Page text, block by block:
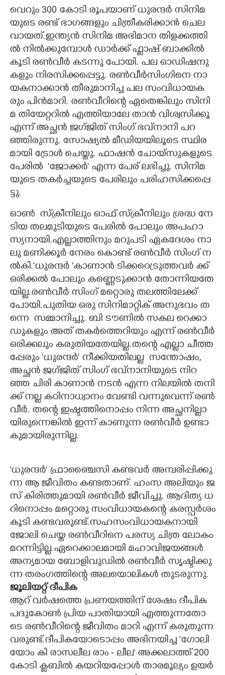
വെ​റും​ 300​ ​കോ​ടി​ ​രൂ​പ​യാ​ണ് ​ധു​ര​ന്ദ​ർ​ ​സി​നി​മ​
യു​ടെ​ ​ര​ണ്ട് ​ഭാ​ഗ​ങ്ങ​ളും​ ​ചി​ത്രീ​ക​രി​ക്കാ​ൻ​ ​ചെ​ല​
വാ​യ​ത്.​ഇ​ന്ത്യ​ൻ​ ​സി​നി​മ​ ​അ​ഭി​മാ​ന​ ​തി​ള​ക്ക​ത്തി​
ൽ​ ​നി​ൽ​ക്കു​മ്പോ​ൾ​ ​ഡാ​ർ​ക്ക് ​ഫ്ലാ​ഷ് ​ബാ​ക്കി​ൽ​ ​
കൂ​ടി​ ​ര​ൺ​വീ​ർ​ ​ക​ട​ന്നു​ ​പോ​യി. പ​ല​ ​ഓ​ഡി​ഷ​നു​
ക​ളും​ ​നി​ര​സി​ക്ക​പ്പെ​ട്ടു.​ ​ര​ൺ​വീ​ർ​സിം​ഗി​നെ​ ​നാ​
യ​ക​നാ​ക്കാ​ൻ​ ​തീ​രു​മാ​നി​ച്ച ​പ​ല​ ​സം​വി​ധാ​യ​ക​
രും​ ​പി​ൻ​മാ​റി.​ ​ര​ൺ​വീ​റി​ന്റെ​ ​ഏ​തെ​ങ്കി​ലും​ ​സി​നി​
മ​ ​തി​യേ​റ്റ​റി​ൽ​ ​എ​ത്തി​യാ​ലേ​ ​താ​ൻ​ ​വി​ശ്വ​സി​ക്കൂ​ ​
എ​ന്ന് ​അ​ച്ഛ​ൻ​ ​ജ​ഗ്ജി​ത് ​സിം​ഗ് ​ഭ​വ്‌​നാ​നി​ ​പ​റ​
ഞ്ഞി​രു​ന്നു.​ ​സോ​ഷ്യ​ൽ​ ​മീ​ഡി​യ​യി​ലൂ​ടെ​ ​സ്ഥി​ര​
മാ​യി​ ​ട്രോ​ൾ​ ​ചെ​യ്തു.​ ​ഫാ​ഷ​ൻ​ ​ചോ​യ്സു​ക​ളു​ടെ​ ​
പേ​രി​ൽ​ ​ 'ജോ​ക്ക​ർ​' എ​ന്ന​ ​പേ​ര് ​ല​ഭി​ച്ചു.​ ​സി​നി​മ​
യു​ടെ​ ​ത​ക​ർ​ച്ച​യു​ടെ​ ​പേ​രി​ലും​ ​പ​രി​ഹ​സി​ക്ക​പ്പെ​
ട്ടു.
​​ഓൺ ​ ​സ്ക്രീ​നി​ലും​ ​ഓ​ഫ് ​സ്ക്രീ​നി​ലും​ ​ശ്ര​ദ്ധ​ ​നേ​
ടി​യ​ ​ത​ല​മു​ടി​യു​ടെ​ ​പേ​രി​ൽ​ ​പോ​ലും​ ​അ​പ​ഹാ​
സ്യ​നാ​യി.​എ​ല്ലാ​ത്തി​നും​ ​മ​റു​പ​ടി​ ​ഏ​ക​ദേ​ശം​ ​നാ​
ലു​ ​മ​ണി​ക്കൂ​ർ​ ​നേ​രം​ ​കൊ​ണ്ട് ​ര​ൺ​വീ​ർ​ ​സിം​ഗ് ​ന​
ൽ​കി.​'ധു​ര​ന്ദ​ർ​ ​"കാ​ണാ​ൻ​ ​ടി​ക്ക​റ്രെ​ടു​ത്ത​വ​ർ​ ​ക്ക്
ഒ​രി​ക്ക​ൽ​ ​പോ​ലും​ ​ക​ണ്ണെ​ടു​ക്കാ​ൻ​ ​തോ​ന്നി​യ​തേ​
യി​ല്ല.​ര​ൺ​വീ​ർ​ സിംഗ് ​മ​റ്റൊ​രു​ ​ത​ല​ത്തി​ലേ​ക്ക് ​
പോ​യി.​പു​തി​യ​ ​ഒ​രു​ ​സി​നി​മാ​റ്റി​ക് ​അ​നു​ഭ​വം​ ​ത​
ന്നെ​ ​ സ​മ്മാ​നി​ച്ചു.​ ​ബി​ ​ടൗ​ണി​ൽ​ ​സ​ക​ല​ ​റെ​ക്കാ​
ഡു​ക​ളും​ ​അ​ത് ​ത​ക​ർ​ത്തെ​റി​യും​ ​എ​ന്ന് ​ര​ൺ​വീ​ർ​
​ഒ​രി​ക്ക​ലും​ ​ക​രു​തി​യ​തേ​യി​ല്ല.​ത​ന്റെ​ ​എ​ല്ലാ​ ​ചീ​ത്ത​
പ്പേ​രും​ '​ധു​ര​ന്ദ​ർ​" ​നീ​ക്കി​യ​തി​ല​ല്ല​ ​ ​സ​ന്തോ​ഷം,​
അ​ച്ഛ​ൻ​ ​ജ​ഗ്ജി​ത് ​സിം​ഗ് ​ഭ​വ്‌​നാ​നി​യു​ടെ​ ​നി​റ​
ഞ്ഞ​ ​ചി​രി​ ​കാ​ണാ​ൻ​ ​ന​ട​ൻ​ ​എ​ന്ന​ ​നി​ല​യി​ൽ​ ​ത​നി​
ക്ക് ​ന​ല്ല​ ​ക​ഠി​നാ​ധ്വാ​നം​ ​വേ​ണ്ടി​ ​വ​ന്നു​വെ​ന്ന് ​ര​ൺ​
വീ​ർ.​ ​ത​ന്റെ​ ​ഇ​ഷ്ട​ത്തി​നൊ​പ്പം​ ​നി​ന്ന​ ​അ​ച്ഛ​നി​ല്ലാ​
യി​രു​ന്നെ​ങ്കി​ൽ​ ​ഇ​ന്ന് ​കാ​ണു​ന്ന​ ​ര​ൺ​വീ​ർ​ ​ഉ​ണ്ടാ​
കു​മാ​യി​രു​ന്നി​ല്ല​.​
'ധു​ര​ന്ദ​ർ​" ​ഫ്രാ​ഞ്ചൈ​സി​ ​ക​ണ്ട​വ​ർ​ ​അ​മ്പ​രി​പ്പി​ക്കു​
ന്ന​ ​ആ​ ​ജീ​വി​തം​ ​ക​ണ്ട​താ​ണ്.​ ​ഹം​സ​ ​അ​ലി​യും​ ​ജ​
സ് ​കി​രി​ത്തു​മാ​യി​ ​ര​ൺ​വീ​ർ​ ​ജീ​വി​ച്ചു.​ ​ആ​ദി​ത്യ​ ​ധ​
റി​നൊ​പ്പം​ ​മ​റ്റൊ​രു​ ​സം​വി​ധാ​യ​ക​ന്റെ​ ​ക​ര​സ്പ​ർ​ശം​
​കൂ​ടി​ ​ക​ണ്ട​വ​രു​ണ്ട്.​സ​ഹ​സം​വി​ധാ​യ​ക​നാ​യി​ ​
ജോ​ലി​ ​ചെ​യ്ത​ ​ര​ൺ​വീ​റി​നെ​ ​പ​ര​സ്യ​ ​ചി​ത്ര​ ​ലോ​കം​ ​
മ​റ​ന്നി​ട്ടി​ല്ല.​ഏ​റെ​ക്കാ​ല​മാ​യി​ ​മ​ഹാ​വി​ജ​യ​ങ്ങ​ൾ​ ​
അ​ന്യ​മാ​യ​ ​ബോ​ളി​വു​ഡി​ൽ​ ​ര​ൺ​വീ​ർ​ ​സൃ​ഷ്ടി​ക്കു​
ന്ന​ ​ത​രംഗത്തിന്റെ അലയൊലികൾ തുടരുന്നു.
ജൂ​ലി​യറ്റ് ​ദീ​പിക
ആ​റ് ​വ​ർ​ഷ​ത്തെ​ ​പ്ര​ണ​യ​ത്തി​ന് ​ശേ​ഷം​ ​ദീ​പി​ക​ ​
പ​ദു​കോ​ൺ​ ​പ്രി​യ​ ​പാ​തി​യാ​യി​ ​എ​ത്തു​ന്ന​തോ​
ടെ​ ​ര​ൺ​വീ​റി​ന്റെ​ ​ജീ​വി​തം​ ​മാ​റി​ ​എ​ന്ന് ​ക​രു​തു​ന്ന​
വ​രു​ണ്ട്.​ദീ​പിക​യോ​ടൊ​പ്പം​ ​അ​ഭി​ന​യി​ച്ച​ ​'ഗോ​ലി​
യോം​ ​കി​ ​രാ​സ​ലീ​ല​ ​രാം - ​ലീ​ല​" ​അ​ക്ക​ലാ​ത്ത് 200​ ​
കോ​ടി​ ​ക്ള​ബി​ൽ​ ​ക​യ​റി​യ​പ്പോ​ൾ​ ​താ​ര​മൂ​ല്യം​ ​ഉ​യ​ർ​